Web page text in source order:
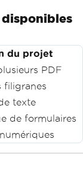
du projet
PDF
filigranes
texte
de formulaires